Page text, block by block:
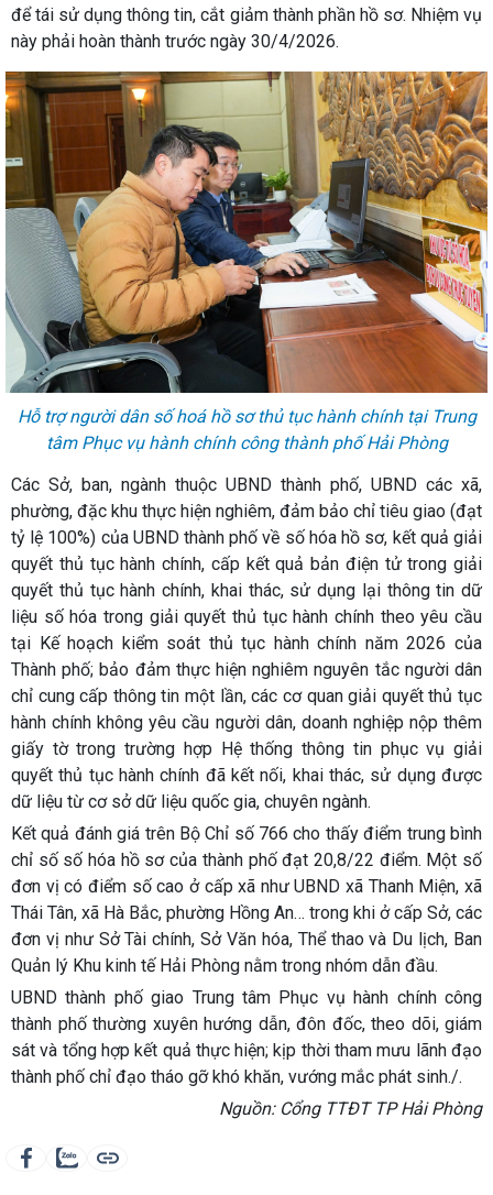
để tái sử dụng thông tin, cắt giảm thành phần hồ sơ. Nhiệm vụ
này phải hoàn thành trước ngày 30/4/2026.
Hỗ trợ người dân số hoá hồ sơ thủ tục hành chính tại Trung
tâm Phục vụ hành chính công thành phố Hải Phòng
Các Sở, ban, ngành thuộc UBND thành phố, UBND các xã,
phường, đặc khu thực hiện nghiêm, đảm bảo chỉ tiêu giao (đạt
tỷ lệ 100%) của UBND thành phố về số hóa hồ sơ, kết quả giải
quyết thủ tục hành chính, cấp kết quả bản điện tử trong giải
quyết thủ tục hành chính, khai thác, sử dụng lại thông tin dữ
liệu số hóa trong giải quyết thủ tục hành chính theo yêu cầu
tại Kế hoạch kiểm soát thủ tục hành chính năm 2026 của
Thành phố; bảo đảm thực hiện nghiêm nguyên tắc người dân
chỉ cung cấp thông tin một lần, các cơ quan giải quyết thủ tục
hành chính không yêu cầu người dân, doanh nghiệp nộp thêm
giấy tờ trong trường hợp Hệ thống thông tin phục vụ giải
quyết thủ tục hành chính đã kết nối, khai thác, sử dụng được
dữ liệu từ cơ sở dữ liệu quốc gia, chuyên ngành.
Kết quả đánh giá trên Bộ Chỉ số 766 cho thấy điểm trung bình
chỉ số số hóa hồ sơ của thành phố đạt 20,8/22 điểm. Một số
đơn vị có điểm số cao ở cấp xã như UBND xã Thanh Miện, xã
Thái Tân, xã Hà Bắc, phường Hồng An… trong khi ở cấp Sở, các
đơn vị như Sở Tài chính, Sở Văn hóa, Thể thao và Du lịch, Ban
Quản lý Khu kinh tế Hải Phòng nằm trong nhóm dẫn đầu.
UBND thành phố giao Trung tâm Phục vụ hành chính công
thành phố thường xuyên hướng dẫn, đôn đốc, theo dõi, giám
sát và tổng hợp kết quả thực hiện; kịp thời tham mưu lãnh đạo
thành phố chỉ đạo tháo gỡ khó khăn, vướng mắc phát sinh./.
Nguồn: Cổng TTĐT TP Hải Phòng